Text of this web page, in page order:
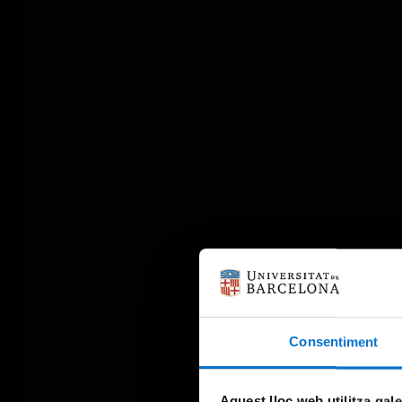
Consentiment